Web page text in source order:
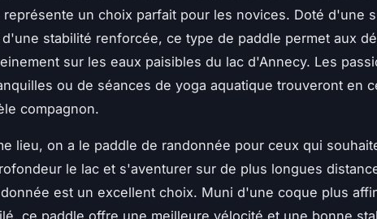
représente un choix parfait pour les novices. Doté d'une
stabilité renforcée, ce type de paddle permet aux
sur les eaux paisibles du lac d'Annecy. Les
ou de séances de yoga aquatique trouveront en
compagnon.
lieu, on a le paddle de randonnée pour ceux qui
le lac et s'aventurer sur de plus longues
est un excellent choix. Muni d'une coque plus
ce paddle offre une meilleure vélocité et une bonne